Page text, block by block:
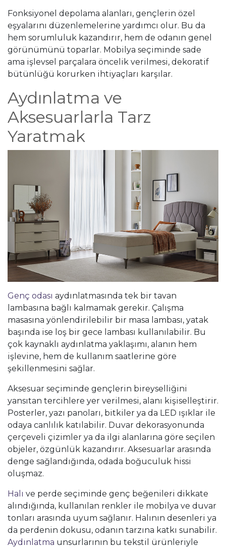
Fonksiyonel depolama alanları, gençlerin özel
eşyalarını düzenlemelerine yardımcı olur. Bu da
hem sorumluluk kazandırır, hem de odanın genel
görünümünü toparlar. Mobilya seçiminde sade
ama işlevsel parçalara öncelik verilmesi, dekoratif
bütünlüğü korurken ihtiyaçları karşılar.
Aydınlatma ve
Aksesuarlarla Tarz
Yaratmak
Genç odası aydınlatmasında tek bir tavan
lambasına bağlı kalmamak gerekir. Çalışma
masasına yönlendirilebilir bir masa lambası, yatak
başında ise loş bir gece lambası kullanılabilir. Bu
çok kaynaklı aydınlatma yaklaşımı, alanın hem
işlevine, hem de kullanım saatlerine göre
şekillenmesini sağlar.
Aksesuar seçiminde gençlerin bireyselliğini
yansıtan tercihlere yer verilmesi, alanı kişiselleştirir.
Posterler, yazı panoları, bitkiler ya da LED ışıklar ile
odaya canlılık katılabilir. Duvar dekorasyonunda
çerçeveli çizimler ya da ilgi alanlarına göre seçilen
objeler, özgünlük kazandırır. Aksesuarlar arasında
denge sağlandığında, odada boğuculuk hissi
oluşmaz.
Halı ve perde seçiminde genç beğenileri dikkate
alındığında, kullanılan renkler ile mobilya ve duvar
tonları arasında uyum sağlanır. Halının desenleri ya
da perdenin dokusu, odanın tarzına katkı sunabilir.
Aydınlatma unsurlarının bu tekstil ürünleriyle